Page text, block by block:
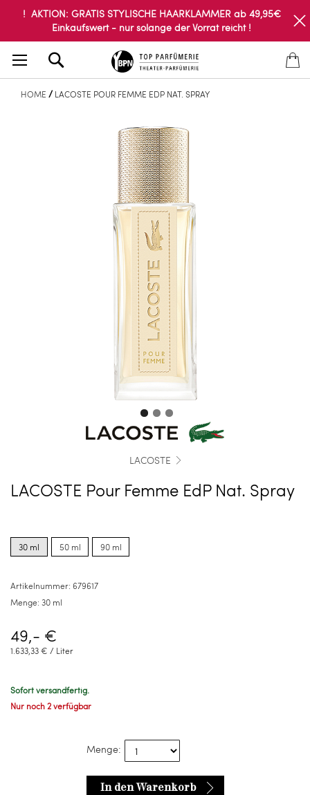
! AKTION: GRATIS STYLISCHE HAARKLAMMER ab 49,95€
Einkaufswert - nur solange der Vorrat reicht !
HOME LACOSTE POUR FEMME EDP NAT. SPRAY
LACOSTE
LACOSTE Pour Femme EdP Nat. Spray
options
for30 ml
options
for50 ml
options
for90 ml
Artikelnummer: 679617
Menge: 30 ml
49,- €
1.633,33 € / Liter
Sofort versandfertig.
Nur noch 2 verfügbar
Menge:
In den Warenkorb